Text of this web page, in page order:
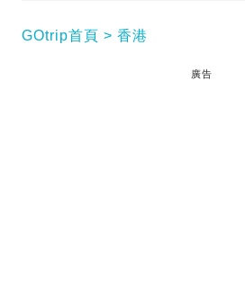
GOtrip首頁 香港
廣告